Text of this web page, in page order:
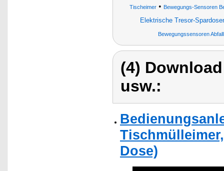
Tischeimer • Bewegungs-Sensoren
Elektrische Tresor-
Bewegungssensoren
(4)
usw.:
Dose)